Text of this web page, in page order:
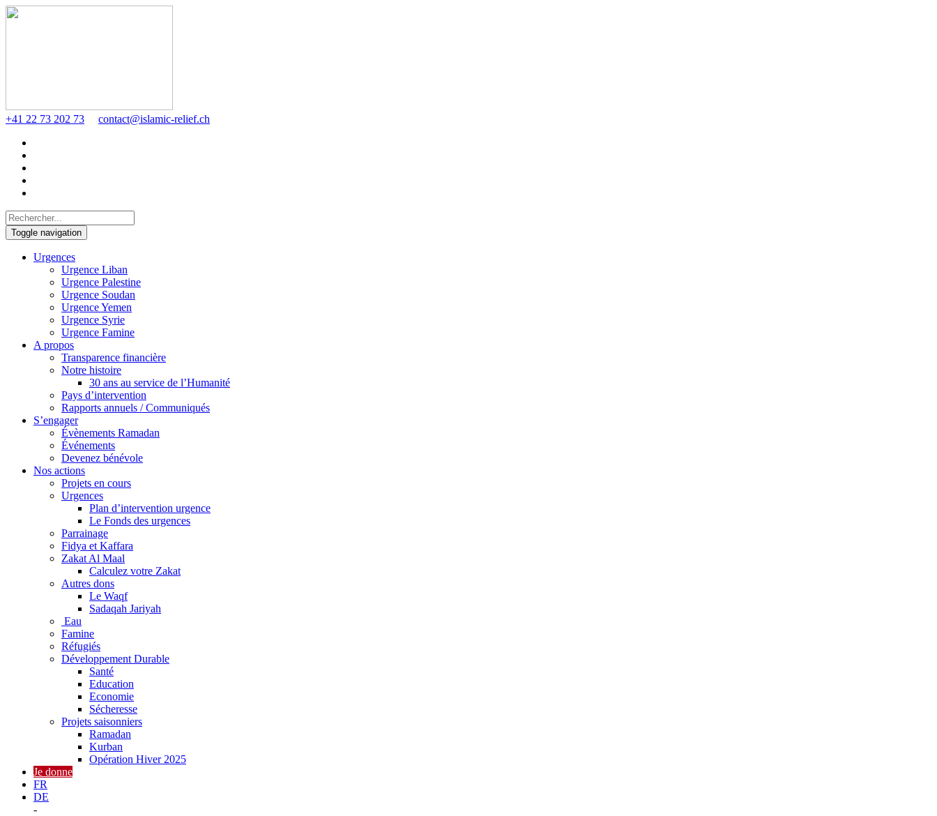
+41 22 73 202 73 contact@islamic-relief.ch
Toggle navigation
Urgences
Urgence Liban
Urgence Palestine
Urgence Soudan
Urgence Yemen
Urgence Syrie
Urgence Famine
A propos
Transparence financière
Notre histoire
30 ans au service de l’Humanité
Pays d’intervention
Rapports annuels / Communiqués
S’engager
Évènements Ramadan
Événements
Devenez bénévole
Nos actions
Projets en cours
Urgences
Plan d’intervention urgence
Le Fonds des urgences
Parrainage
Fidya et Kaffara
Zakat Al Maal
Calculez votre Zakat
Autres dons
Le Waqf
Sadaqah Jariyah
Eau
Famine
Réfugiés
Développement Durable
Santé
Education
Economie
Sécheresse
Projets saisonniers
Ramadan
Kurban
Opération Hiver 2025
Je donne
FR
DE
-